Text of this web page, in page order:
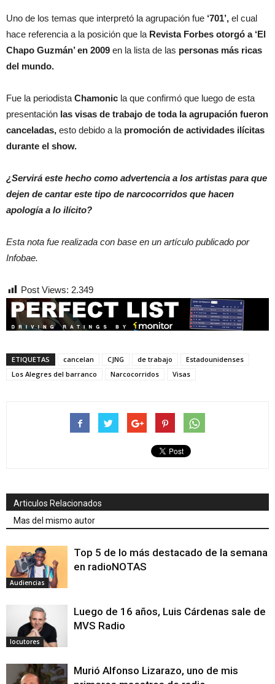
Uno de los temas que interpretó la agrupación fue ‘701’, el cual
hace referencia a la posición que la Revista Forbes otorgó a ‘El
Chapo Guzmán’ en 2009 en la lista de las personas más ricas
del mundo.
Fue la periodista Chamonic la que confirmó que luego de esta
presentación las visas de trabajo de toda la agrupación fueron
canceladas, esto debido a la promoción de actividades ilícitas
durante el show.
¿Servirá este hecho como advertencia a los artistas para que
dejen de cantar este tipo de narcocorridos que hacen
apología a lo ilícito?
Esta nota fue realizada con base en un artículo publicado por
Infobae.
Post Views: 2.349
ETIQUETAS cancelan CJNG de trabajo
Estadounidenses
Los Alegres del barranco
Narcocorridos Visas
Articulos Relacionados
Mas del mismo autor
Audiencias
Top 5 de lo más destacado de la semana
en radioNOTAS
locutores
Luego de 16 años, Luis Cárdenas sale de
MVS Radio
Murió Alfonso Lizarazo, uno de mis